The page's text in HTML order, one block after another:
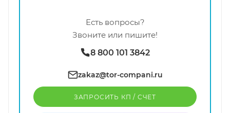
Есть вопросы?
Звоните или пишите!
8 800 101 3842
zakaz@tor-compani.ru
ЗАПРОСИТЬ КП / CЧЕТ